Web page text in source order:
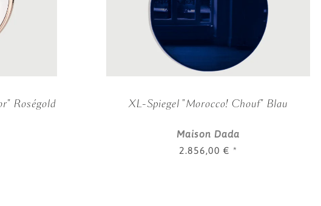
Roségold XL-Spiegel "Morocco! Chouf" Blau
Maison Dada
2.856,00 € *